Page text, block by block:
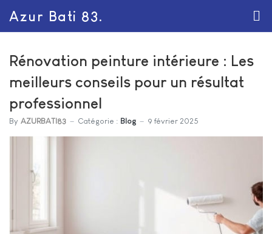
Azur Bati 83.
Rénovation peinture intérieure : Les
meilleurs conseils pour un résultat
professionnel
By AZURBATI83 Catégorie : Blog 9 février 2025